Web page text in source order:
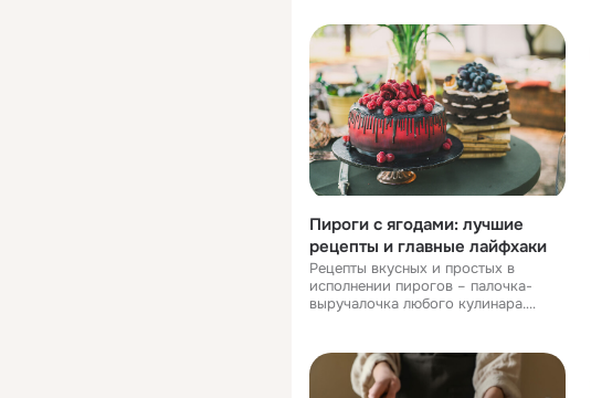
также в Скандинавии, Канаде и на
Аляске. Сделайте настоящий
северный п
Пироги с ягодами: лучшие
рецепты и главные лайфхаки
Рецепты вкусных и простых в
исполнении пирогов – палочка-
выручалочка любого кулинара.
пирог с ежевикой и сливой
Тончайшая основа из хрустяще